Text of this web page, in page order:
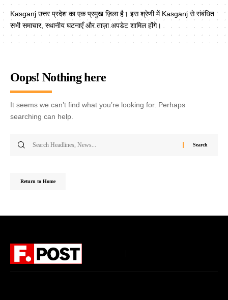
Kasganj उत्तर प्रदेश का एक प्रमुख ज़िला है। इस श्रेणी में Kasganj से संबंधित
सभी समाचार, स्थानीय घटनाएँ और ताज़ा अपडेट शामिल होंगे।
Oops! Nothing here
It seems we can’t find what you’re looking for. Perhaps
searching can help.
Return to Home